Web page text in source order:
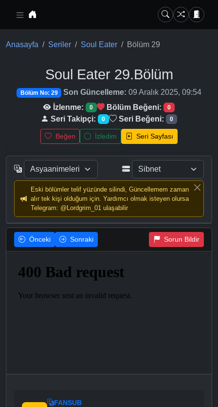
Anasayfa Seriler Soul Eater Bölüm 29
Soul Eater29.Bölüm
Bölüm No: 29 Son Güncelleme: 09 Aralık 2025, 09:54
İzlenme:
0 Bölüm Beğeni: 0
Seri Takipçi: 0 Seri Beğeni: 0
Beğen İzledim Seri Sayfası
Eski bölümler telif yüzünde silindi, Güncellemem zaman
alır tek kişi olduğum için. Yardımcı olmak isteyen olursa
Telegram: @Lordgrim_01 ulaşabilir
Önceki Sonraki Sorun Bildir
FANSUB